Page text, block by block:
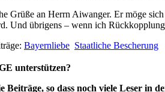
Grüße an Herrn Aiwanger. Er möge
Und übrigens – wenn ich
Bayernliebe Staatliche Bescherung
unterstützen?
Beiträge, so dass noch viele Leser in